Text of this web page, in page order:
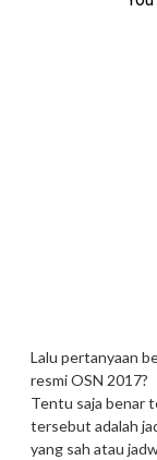
Lalu pertanyaan
resmi OSN 2017?
Tentu saja benar
tersebut adalah
yang sah atau